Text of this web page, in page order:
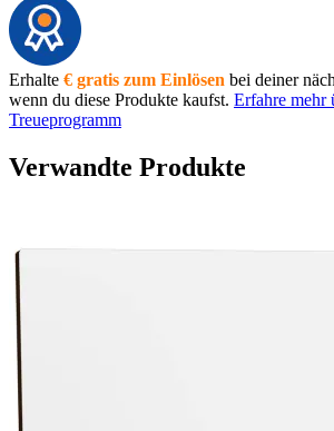
Erhalte € gratis zum Einlösen bei deiner
wenn du diese Produkte kaufst. Erfahre mehr
Treueprogramm
Verwandte Produkte